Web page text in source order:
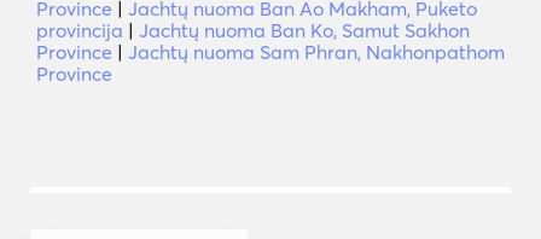
Province | Jachtų nuoma Ban Ao Makham, Puketo
provincija | Jachtų nuoma Ban Ko, Samut Sakhon
Province | Jachtų nuoma Sam Phran, Nakhonpathom
Province